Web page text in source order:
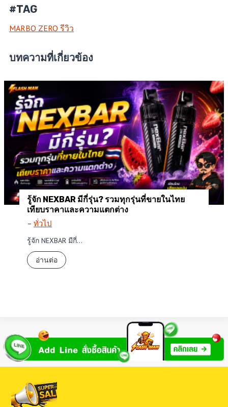
#TAG
MARBO ZERO รีวิว
บทความที่เกี่ยวข้อง
รู้จัก NEXBAR มีกี่รุ่น? รวมทุกรุ่นที่ขายในไทย
เทียบราคาและความแตกต่าง
– ทั่วไป
รู้จัก NEXBAR มีกี่…
อ่านต่อรู้
จั
A
R
มี